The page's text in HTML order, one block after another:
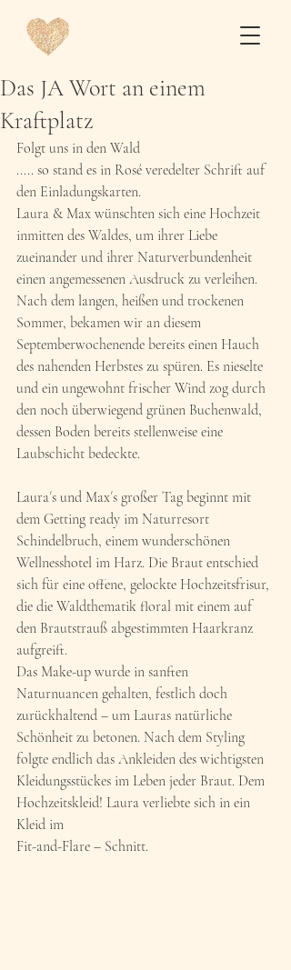
Das JA Wort an einem
Kraftplatz
Folgt uns in den Wald
..... so stand es in Rosé veredelter Schrift auf
den Einladungskarten.
Laura & Max wünschten sich eine Hochzeit
inmitten des Waldes, um ihrer Liebe
zueinander und ihrer Naturverbundenheit
einen angemessenen Ausdruck zu verleihen.
Nach dem langen, heißen und trockenen
Sommer, bekamen wir an diesem
Septemberwochenende bereits einen Hauch
des nahenden Herbstes zu spüren. Es nieselte
und ein ungewohnt frischer Wind zog durch
den noch überwiegend grünen Buchenwald,
dessen Boden bereits stellenweise eine
Laubschicht bedeckte.
Laura´s und Max´s großer Tag beginnt mit
dem Getting ready im Naturresort
Schindelbruch, einem wunderschönen
Wellnesshotel im Harz. Die Braut entschied
sich für eine offene, gelockte Hochzeitsfrisur,
die die Waldthematik floral mit einem auf
den Brautstrauß abgestimmten Haarkranz
aufgreift.
Das Make-up wurde in sanften
Naturnuancen gehalten, festlich doch
zurückhaltend – um Lauras natürliche
Schönheit zu betonen. Nach dem Styling
folgte endlich das Ankleiden des wichtigsten
Kleidungsstückes im Leben jeder Braut. Dem
Hochzeitskleid! Laura verliebte sich in ein
Kleid im
Fit-and-Flare – Schnitt.